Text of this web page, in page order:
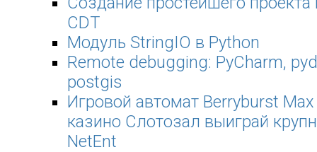
CDT
Модуль StringIO в Python
Remote debugging: PyCharm,
postgis
Игровой автомат Berryburst Max
казино Cлотозал выиграй
NetEnt